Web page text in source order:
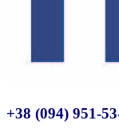
+38 (094) 951-